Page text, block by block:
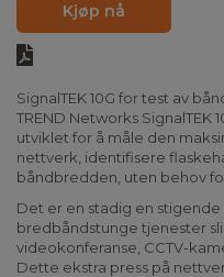
Kjøp nå
SignalTEK 10G for test av
TREND Networks
utviklet for å måle den
nettverk, identifisere
båndbredden, uten behov
Det er en stadig en
bredbåndstunge tjenester
videokonferanse, CCTV-
Dette ekstra press på